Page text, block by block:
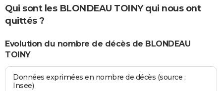
Qui sont les BLONDEAU TOINY qui nous ont
quittés ?
Evolution du nombre de décès de BLONDEAU
TOINY
Données exprimées en nombre de décès (source :
Insee)